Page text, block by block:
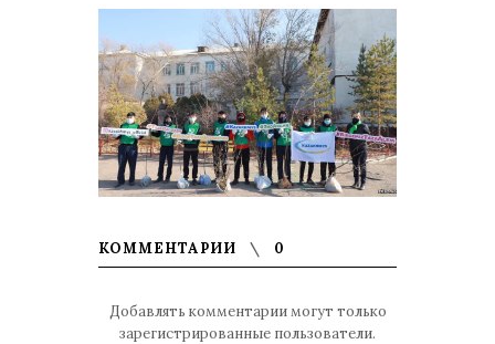
КОММЕНТАРИИ 0
Добавлять комментарии могут только
зарегистрированные пользователи.